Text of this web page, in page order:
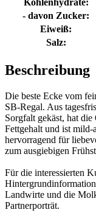
Kohlenhydrate:
- davon Zucker:
Eiweiß:
Salz:
Beschreibung
Die beste Ecke vom
SB-Regal. Aus
Sorgfalt gekäst, hat
Fettgehalt und ist mild-
hervorragend für
zum ausgiebigen
Für die interessierten
Landwirte und die
Partnerporträt.